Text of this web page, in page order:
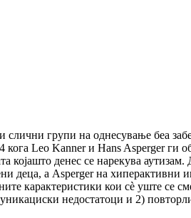
слични групи на однесување беа
кога Leo Kanner и Hans Asperger ги
којашто денес се нарекува
деца, а Asperger на хиперактивни
карактеристики кои сè уште се
недостатоци и 2)